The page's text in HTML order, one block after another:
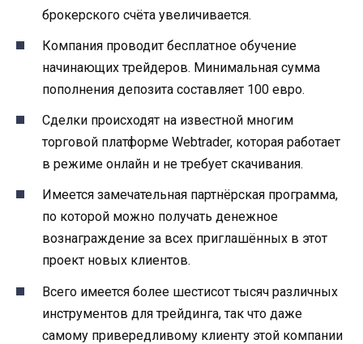
брокерского счёта увеличивается.
Компания проводит бесплатное обучение
начинающих трейдеров. Минимальная сумма
пополнения депозита составляет 100 евро.
Сделки происходят на известной многим
торговой платформе Webtrader, которая работает
в режиме онлайн и не требует скачивания.
Имеется замечательная партнёрская программа,
по которой можно получать денежное
вознаграждение за всех приглашённых в этот
проект новых клиентов.
Всего имеется более шестисот тысяч различных
инструментов для трейдинга, так что даже
самому привередливому клиенту этой компании